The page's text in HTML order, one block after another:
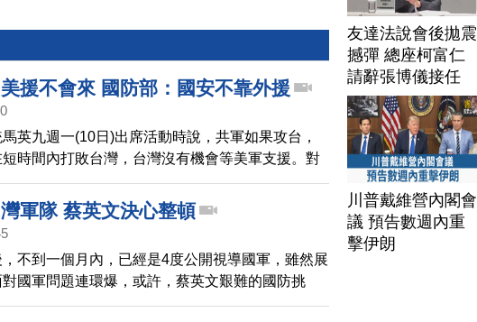
援不會來 國防部：國安不靠外援
英九週一(10日)出席活動時說，共軍如果攻台，
時間內打敗台灣，台灣沒有機會等美軍支援。對
民國國防部今天(11日)回應，國家安全不能依賴
棄武力犯台，國防部持續透過聯合情監偵作為，
軍隊 蔡英文決心整頓
不到一個月內，已經是4度公開視導國軍，雖然展
國軍問題連環爆，或許，蔡英文艱難的國防挑
。
友達法說會後拋震
撼彈 總座柯富仁
請辭張博儀接任
川普戴維營內閣會
議 預告數週內重
擊伊朗